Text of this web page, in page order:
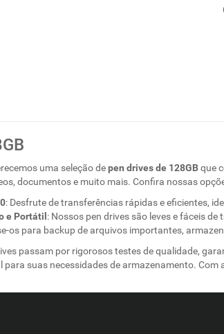
uma seleção depen drives de 128GBque
documentos e muito mais. Confira nossas
: Desfrute de transferências rápidas e eficientes,
e Portátil : Nossos pen drives são leves e fáceis
os para backup de arquivos importantes,
passam por rigorosos testes de qualidade,
para suas necessidades de armazenamento.